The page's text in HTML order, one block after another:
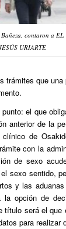
contaron a EL
URIARTE
trámites que
el que
anterior de la
de
con la
de sexo
sexo sentido,
y las
la opción de
título será el
para realizar